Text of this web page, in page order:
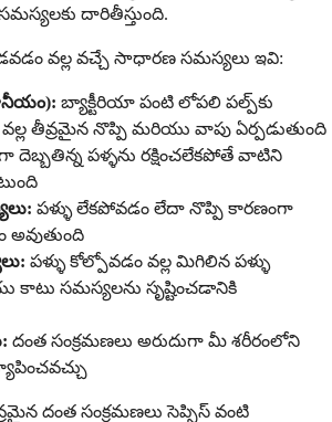
దారితీస్తుంది.
వల్ల వచ్చే సాధారణ సమస్యలు ఇవి:
బ్యాక్టీరియా పంటి లోపలి పల్ప్‌కు
తీవ్రమైన నొప్పి మరియు వాపు ఏర్పడుతుంది
దెబ్బతిన్న పళ్ళను రక్షించలేకపోతే వాటిని
పళ్ళు లేకపోవడం లేదా నొప్పి కారణంగా
అవుతుంది
పళ్ళు కోల్పోవడం వల్ల మిగిలిన పళ్ళు
కాటు సమస్యలను సృష్టించడానికి
దంత సంక్రమణలు అరుదుగా మీ శరీరంలోని
దంత సంక్రమణలు సెప్సిస్ వంటి